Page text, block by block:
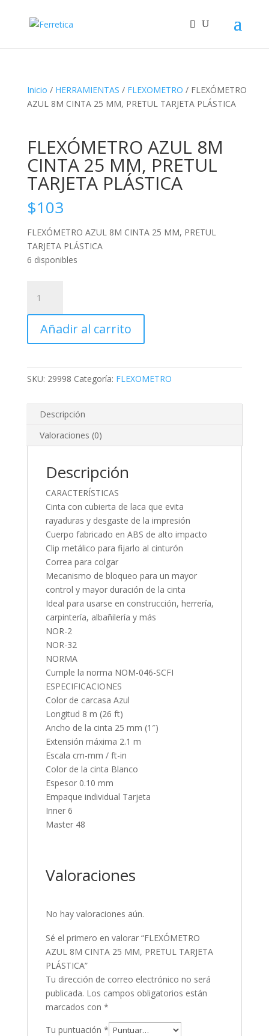
Inicio / HERRAMIENTAS / FLEXOMETRO / FLEXÓMETRO
AZUL 8M CINTA 25 MM, PRETUL TARJETA PLÁSTICA
FLEXÓMETRO AZUL 8M
CINTA 25 MM, PRETUL
TARJETA PLÁSTICA
$103
FLEXÓMETRO AZUL 8M CINTA 25 MM, PRETUL
TARJETA PLÁSTICA
6 disponibles
AZUL
8M
CINTA
25
PRETUL
TARJETA
cantidad
Añadir al carrito
SKU: 29998 Categoría: FLEXOMETRO
Descripción
Valoraciones (0)
Descripción
CARACTERÍSTICAS
Cinta con cubierta de laca que evita
rayaduras y desgaste de la impresión
Cuerpo fabricado en ABS de alto impacto
Clip metálico para fijarlo al cinturón
Correa para colgar
Mecanismo de bloqueo para un mayor
control y mayor duración de la cinta
Ideal para usarse en construcción, herrería,
carpintería, albañilería y más
NOR-2
NOR-32
NORMA
Cumple la norma NOM-046-SCFI
ESPECIFICACIONES
Color de carcasa Azul
Longitud 8 m (26 ft)
Ancho de la cinta 25 mm (1″)
Extensión máxima 2.1 m
Escala cm-mm / ft-in
Color de la cinta Blanco
Espesor 0.10 mm
Empaque individual Tarjeta
Inner 6
Master 48
Valoraciones
No hay valoraciones aún.
Sé el primero en valorar “FLEXÓMETRO
AZUL 8M CINTA 25 MM, PRETUL TARJETA
PLÁSTICA”
Tu dirección de correo electrónico no será
publicada. Los campos obligatorios están
marcados con *
Tu puntuación *